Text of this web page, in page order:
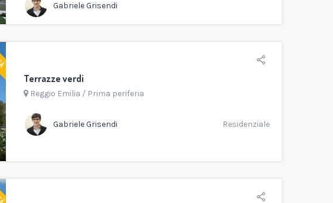
Gabriele Grisendi
Terrazze verdi
Reggio Emilia / Prima periferia
Gabriele Grisendi Residenziale